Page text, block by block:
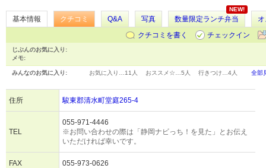
基本情報 クチコミ Q&A 写真 数量限定ランチ弁当
NEW!
クチコミを書く
チェックイン
じぶんのお気に入り:
メモ:
みんなのお気に入り: お気に入り… 11人 おススメ☆… 5人 行きつけ… 4人 全部
住所 駿東郡清水町堂庭265-4
TEL
055-971-4446
※お問い合わせの際は「静岡ナビっち！を見た」とお伝え
いただければ幸いです。
FAX 055-973-0626